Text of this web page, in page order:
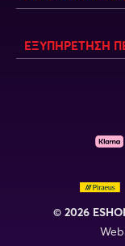
ΕΞΥΠΗΡΕΤΗΣΗ
© 2026